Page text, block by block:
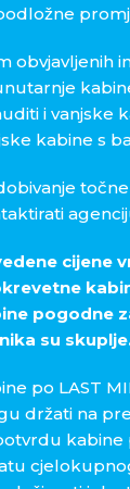
obvjavljenih
i vanjske
kabine s
cijene
pogodne
su
po LAST
držati na
kabine